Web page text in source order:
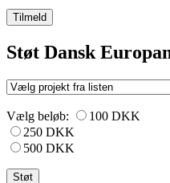
Tilmeld
Støt Dansk
Vælg beløb:
100 DKK
250 DKK
500 DKK